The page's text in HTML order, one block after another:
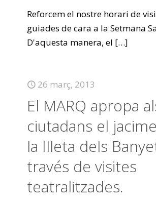
Reforcem el nostre horari de
guiades de cara a la Setmana
D'aquesta manera, el […]
26 març, 2013
El MARQ apropa
ciutadans el
la Illeta dels
través de visites
teatralitzades.